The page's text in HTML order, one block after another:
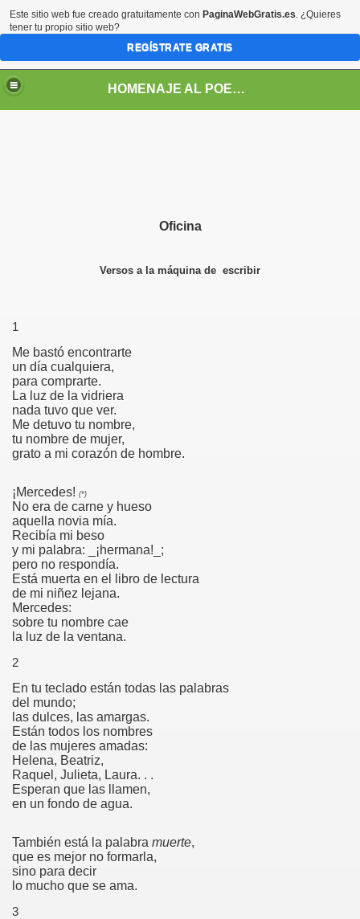
HOMENAJE AL POETA ARGENTINO JOSE PEDRONI
Oficina
Versos a la máquina de escribir
1
Me bastó encontrarte
un día cualquiera,
para comprarte.
La luz de la vidriera
nada tuvo que ver.
Me detuvo tu nombre,
tu nombre de mujer,
grato a mi corazón de hombre.
¡Mercedes! (*)
No era de carne y hueso
aquella novia mía.
Recibía mi beso
y mi palabra: _
¡hermana!_ ;
pero no respondía.
Está muerta en el libro de lectura
de mi niñez lejana.
Mercedes:
sobre tu nombre cae
la luz de la ventana.
2
En tu teclado están todas las palabras
del mundo;
las dulces, las amargas.
Están todos los nombres
de las mujeres amadas:
Helena, Beatriz,
Raquel, Julieta, Laura. . .
Esperan que las llamen,
en un fondo de agua.
También está la palabra muerte,
que es mejor no formarla,
sino para decir
lo mucho que se ama.
3
Este sitio web fue creado gratuitamente con PaginaWebGratis.es. ¿Quieres
tener tu propio sitio web?
REGÍSTRATE GRATIS